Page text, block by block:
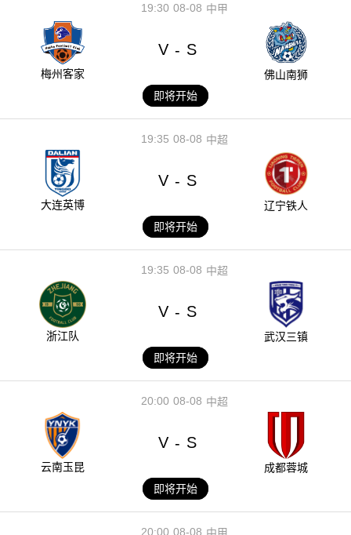
08-08
19:30 中甲
梅州客家
V - S
佛山南狮
即将开始
08-08
19:35 中超
大连英博
V - S
辽宁铁人
即将开始
08-08
19:35 中超
浙江队
V - S
武汉三镇
即将开始
08-08
20:00 中超
云南玉昆
V - S
成都蓉城
即将开始
08-08
20:00 中甲